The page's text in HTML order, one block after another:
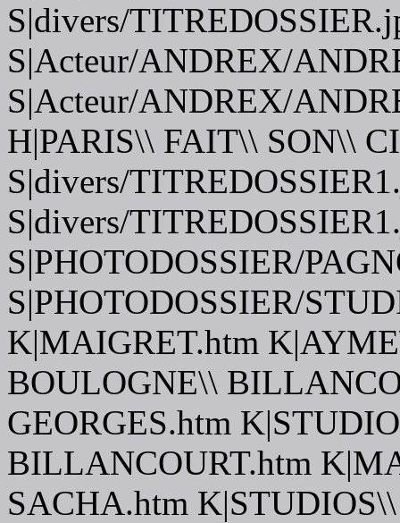
S|divers/
S|Acteur/ANDREX/
S|Acteur/ANDREX/
H|PARIS\\ FAIT\\ SON\\
S|divers/
S|divers/
S|PHOTODOSSIER/
S|PHOTODOSSIER/
K|MAIGRET.htm
BOULOGNE\\
GEORGES.htm
BILLANCOURT.htm
SACHA.htm